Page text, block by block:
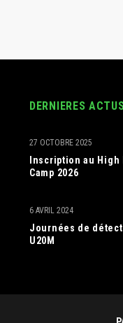
DERNIERES
Inscription au High
Camp 2026
27 OCTOBRE 2025
Journées de
U20M
6 AVRIL 2024